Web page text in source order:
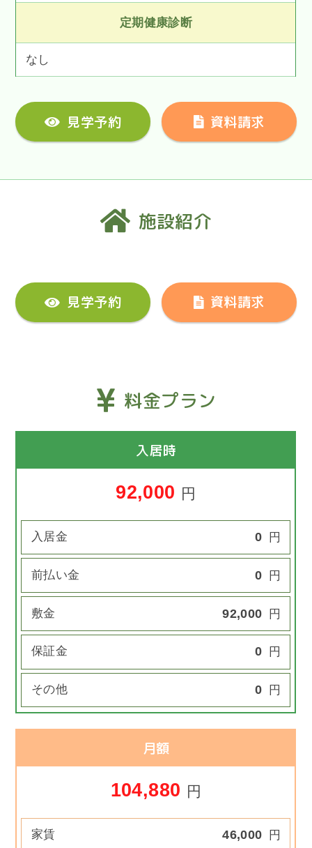
定期健康診断
なし
見学予約 資料請求
施設紹介
見学予約 資料請求
料金プラン
入居時
92,000 円
入居金 0 円
前払い金 0 円
敷金 92,000 円
保証金 0 円
その他 0 円
月額
104,880 円
家賃 46,000 円